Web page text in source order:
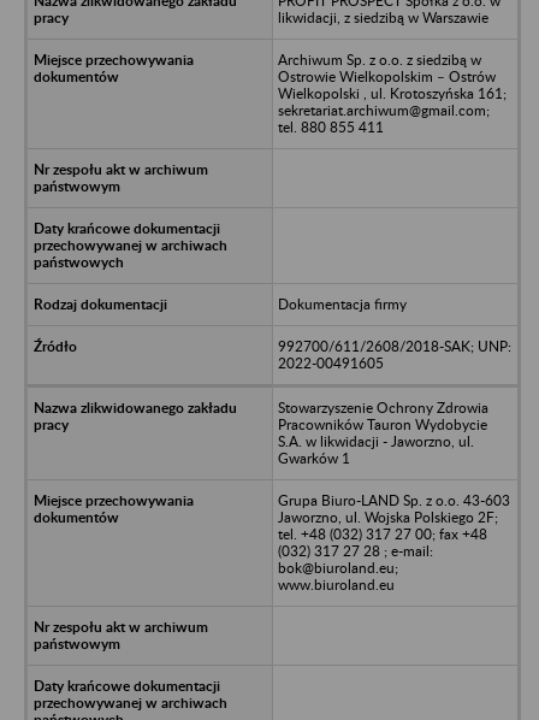
likwidacji, z siedzibą w Warszawie
Archiwum Sp. z o.o. z siedzibą w
Ostrowie Wielkopolskim – Ostrów
Wielkopolski , ul. Krotoszyńska 161;
sekretariat.archiwum@gmail.com;
tel. 880 855 411
Dokumentacja firmy
992700/611/2608/2018-SAK; UNP:
2022-00491605
Stowarzyszenie Ochrony Zdrowia
Pracowników Tauron Wydobycie
S.A. w likwidacji - Jaworzno, ul.
Gwarków 1
Grupa Biuro-LAND Sp. z o.o. 43-603
Jaworzno, ul. Wojska Polskiego 2F;
tel. +48 (032) 317 27 00; fax +48
(032) 317 27 28 ; e-mail:
bok@biuroland.eu;
www.biuroland.eu